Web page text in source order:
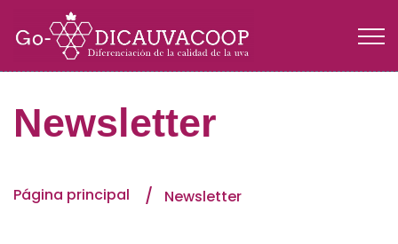
Newsletter
Página principal Newsletter